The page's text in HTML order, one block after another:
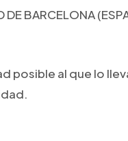
DE BARCELONA
al que lo